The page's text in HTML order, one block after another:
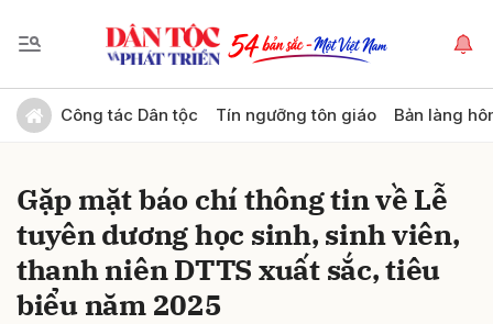
Công tác Dân tộc Tín ngưỡng tôn giáo Bản làng
Gặp mặt báo chí thông tin về Lễ
tuyên dương học sinh, sinh viên,
thanh niên DTTS xuất sắc, tiêu
biểu năm 2025
Gửi bình luận